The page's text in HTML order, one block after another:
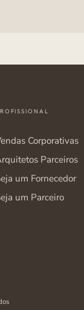
Corporativas
Parceiros
um Fornecedor
um Parceiro